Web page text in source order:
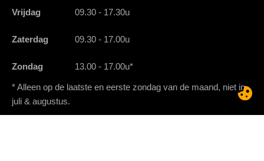
Vrijdag 09.30 - 17.30u
Zaterdag 09.30 - 17.00u
Zondag 13.00 - 17.00u*
* Alleen op de laatste en eerste zondag van de maand, niet in
juli & augustus.